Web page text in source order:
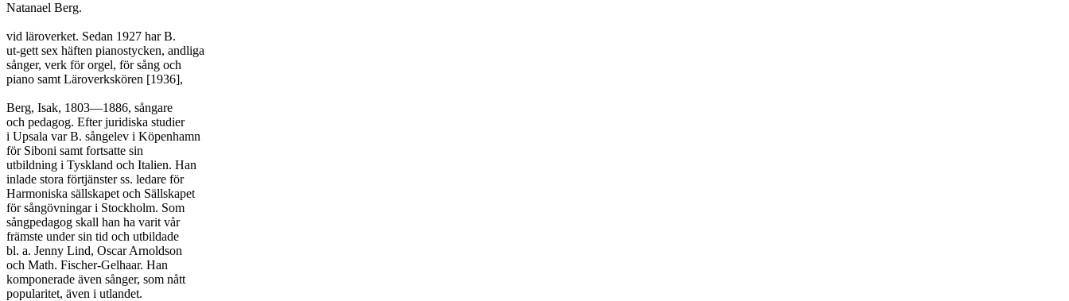
Natanael Berg.
vid läroverket. Sedan 1927 har B.
ut-gett sex häften pianostycken, andliga
sånger, verk för orgel, för sång och
piano samt Läroverkskören [1936],
Berg, Isak, 1803—1886, sångare
och pedagog. Efter juridiska studier
i Upsala var B. sångelev i Köpenhamn
för Siboni samt fortsatte sin
utbildning i Tyskland och Italien. Han
inlade stora förtjänster ss. ledare för
Harmoniska sällskapet och Sällskapet
för sångövningar i Stockholm. Som
sångpedagog skall han ha varit vår
främste under sin tid och utbildade
bl. a. Jenny Lind, Oscar Arnoldson
och Math. Fischer-Gelhaar. Han
komponerade även sånger, som nått
popularitet, även i utlandet.